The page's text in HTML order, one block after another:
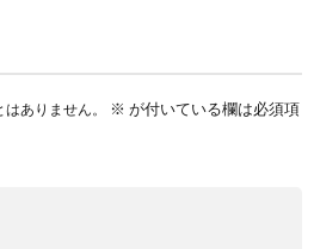
ありません。 ※ が付いている欄は必須項